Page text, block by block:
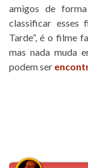
amigos de
classificar esses
Tarde”, é o filme
mas nada muda
podem ser